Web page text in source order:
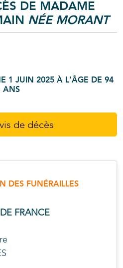
DE MADAME
NÉE MORANT
1 JUIN 2025 À L'ÂGE DE 94
ANS
de décès
DES FUNÉRAILLES
FRANCE